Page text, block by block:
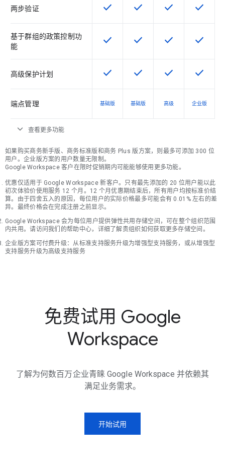
两步验证 该 SKU 提供此功能
check 该 SKU 提供此功能
check 该 SKU 提供此功
check 该 SKU
check
基于群组的政策控制功
能
该 SKU 提供此功能
check 该 SKU 提供此功能
check 该 SKU 提供此功
check 该 SKU
check
高级保护计划 该 SKU 提供此功能
check 该 SKU 提供此功能
check 该 SKU 提供此功
check 该 SKU
check
端点管理 基础版 基础版 高级 企业版
expand_more 查看更多功能
如果购买商务新手版、商务标准版和商务 Plus 版方案，则最多可添加 300 位
用户。企业版方案的用户数量无限制。
Google Workspace 客户在限时促销期内可能能够使用更多功能。
优惠仅适用于 Google Workspace 新客户。只有最先添加的 20 位用户能以此
初次体验价使用服务 12 个月。12 个月优惠期结束后，所有用户均按标准价结
算。由于四舍五入的原因，每位用户的实际价格最多可能会有 0.01% 左右的差
异。最终价格会在完成注册之前显示。
Google Workspace 会为每位用户提供弹性共用存储空间，可在整个组织范围
内共用。请访问我们的帮助中心，详细了解贵组织如何获取更多存储空间。
企业版方案可付费升级：从标准支持服务升级为增强型支持服务，或从增强型
支持服务升级为高级支持服务
免费试用 Google
Workspace
了解为何数百万企业青睐 Google Workspace 并依赖其
满足业务需求。
开始试用